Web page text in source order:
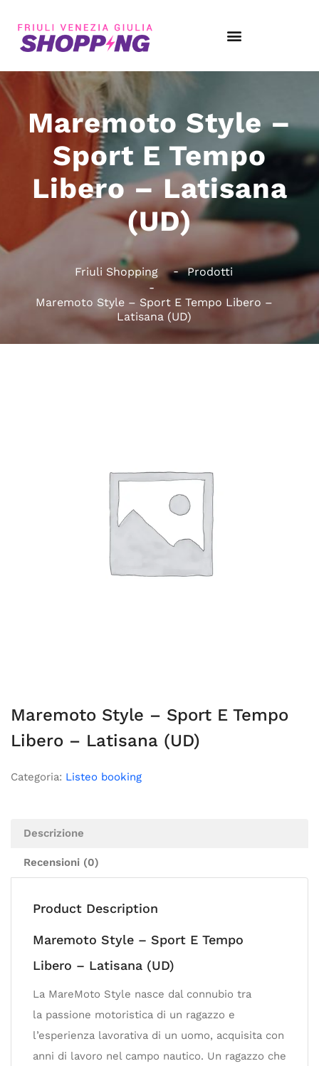
Maremoto Style –
Sport E Tempo
Libero – Latisana
(UD)
Friuli Shopping Prodotti
Maremoto Style – Sport E Tempo Libero –
Latisana (UD)
Maremoto Style – Sport E Tempo
Libero – Latisana (UD)
Categoria: Listeo booking
Descrizione
Recensioni (0)
Product Description
Maremoto Style – Sport E Tempo
Libero – Latisana (UD)
La MareMoto Style nasce dal connubio tra
la passione motoristica di un ragazzo e
l’esperienza lavorativa di un uomo, acquisita con
anni di lavoro nel campo nautico. Un ragazzo che